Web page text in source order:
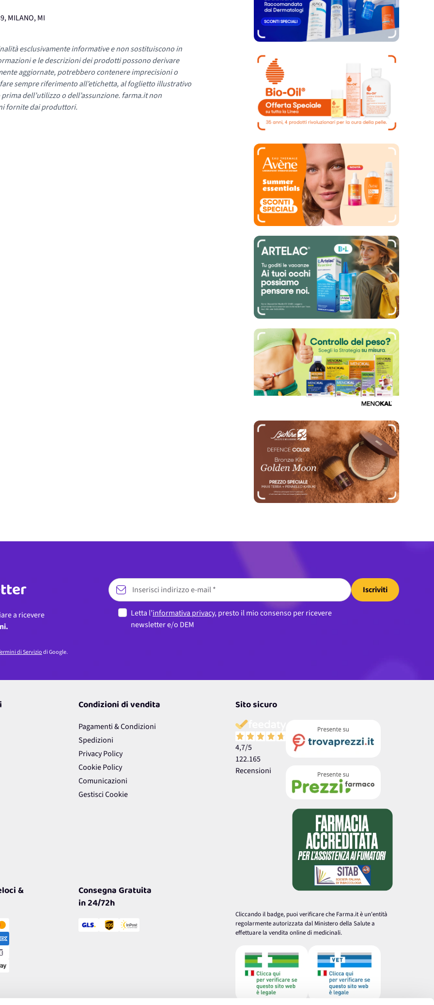
MILANO, MI
esclusivamente informative e non sostituiscono in
e le descrizioni dei prodotti possono derivare
aggiornate, potrebbero contenere imprecisioni o
sempre riferimento all’etichetta, al foglietto illustrativo
dell’utilizzo o dell’assunzione. farma.it non
fornite dai produttori.
a ricevere
Iscriviti
Letta l’informativa privacy, presto il mio consenso per ricevere
newsletter e/o DEM
di Serviziodi Google.
Condizioni di vendita
Pagamenti & Condizioni
Spedizioni
Privacy Policy
Cookie Policy
Comunicazioni
Gestisci Cookie
& Consegna Gratuita
in 24/72h
Sito sicuro
4,7/5
122.165
Recensioni
Cliccando il badge, puoi verificare che Farma.it è un'entità
regolarmente autorizzata dal Ministero della Salute a
effettuare la vendita online di medicinali.